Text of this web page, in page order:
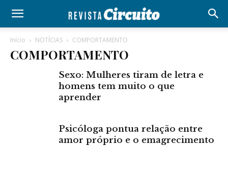
Início NOTÍCIAS COMPORTAMENTO
COMPORTAMENTO
Sexo: Mulheres tiram de letra e
homens tem muito o que
aprender
Psicóloga pontua relação entre
amor próprio e o emagrecimento